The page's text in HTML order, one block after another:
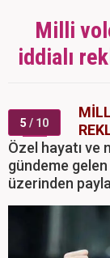
Milli
iddialı
5 / 10
Özel hayatı ve
gündeme
üzerinden